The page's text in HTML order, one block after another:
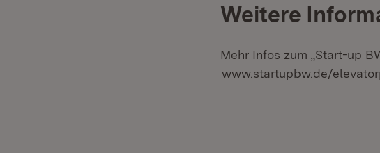
Weitere
Mehr Infos zum „Start-up
www.startupbw.de/